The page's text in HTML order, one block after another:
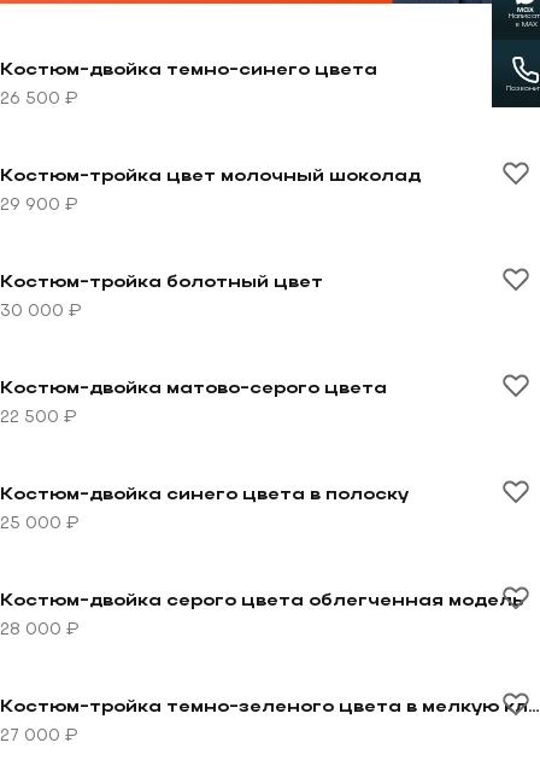
Перейти к товару Костюм-двойка темно-синего
Костюм-двойка темно-синего цвета
26 500 ₽
Перейти к товару Костюм-тройка цвет молочный
Костюм-тройка цвет молочный шоколад
29 900 ₽
Костюм-тройка болотный цвет
30 000 ₽
Перейти к товару Костюм-двойка матово-серого
Костюм-двойка матово-серого цвета
22 500 ₽
Перейти к товару Костюм-двойка синего цвета в
Костюм-двойка синего цвета в полоску
25 000 ₽
Перейти к товару Костюм-двойка серого цвета
Костюм-двойка серого цвета облегченная модель
28 000 ₽
Перейти к товару Костюм-тройка темно-зеленого
Костюм-тройка темно-зеленого цвета в мелкую клетку
27 000 ₽
в MAX